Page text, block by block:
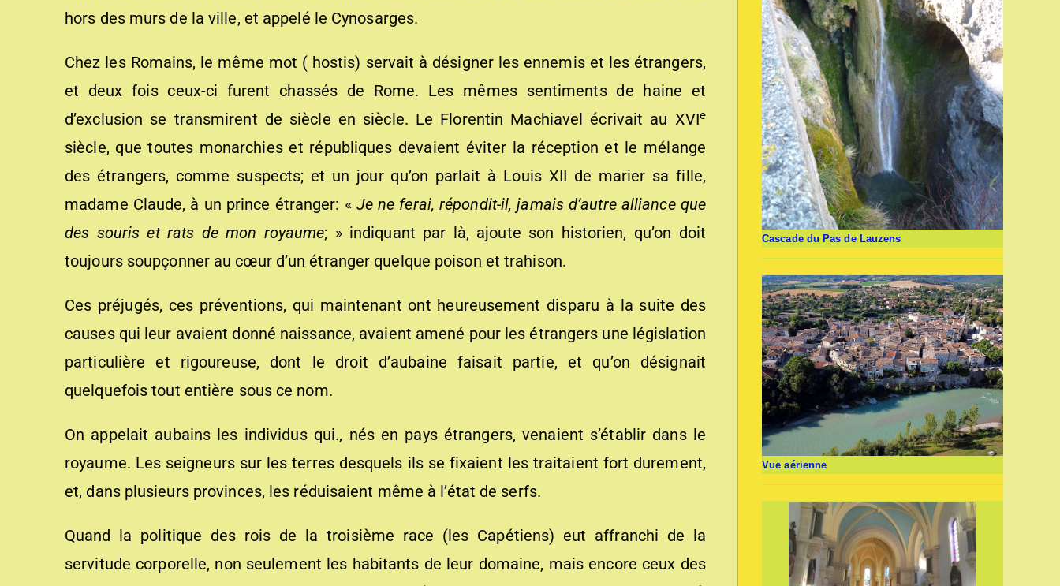
hors des murs de la ville, et appelé le Cynosarges.
Chez les Romains, le même mot ( hostis) servait à désigner les ennemis et les étrangers,
et deux fois ceux-ci furent chassés de Rome. Les mêmes sentiments de haine et
d’exclusion se transmirent de siècle en siècle. Le Florentin Machiavel écrivait au XVIe
siècle, que toutes monarchies et républiques devaient éviter la réception et le mélange
des étrangers, comme suspects; et un jour qu’on parlait à Louis XII de marier sa fille,
madame Claude, à un prince étranger: « Je ne ferai, répondit-il, jamais d’autre alliance que
des souris et rats de mon royaume; » indiquant par là, ajoute son historien, qu’on doit
toujours soupçonner au cœur d’un étranger quelque poison et trahison.
Ces préjugés, ces préventions, qui maintenant ont heureusement disparu à la suite des
causes qui leur avaient donné naissance, avaient amené pour les étrangers une législation
particulière et rigoureuse, dont le droit d’aubaine faisait partie, et qu’on désignait
quelquefois tout entière sous ce nom.
On appelait aubains les individus qui., nés en pays étrangers, venaient s’établir dans le
royaume. Les seigneurs sur les terres desquels ils se fixaient les traitaient fort durement,
et, dans plusieurs provinces, les réduisaient même à l’état de serfs.
Quand la politique des rois de la troisième race (les Capétiens) eut affranchi de la
servitude corporelle, non seulement les habitants de leur domaine, mais encore ceux des
Cascade du Pas de Lauzens
Vue aérienne